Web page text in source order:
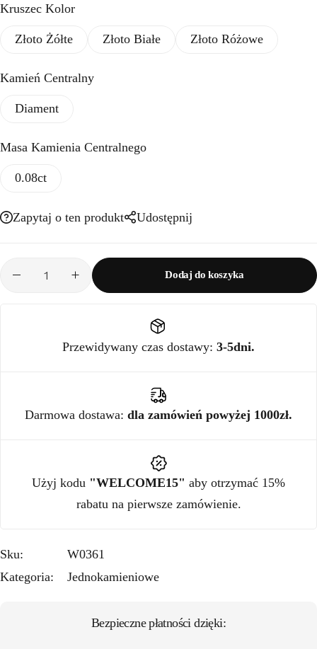
Kruszec Kolor
Złoto Żółte Złoto Białe Złoto Różowe
Kamień Centralny
Diament
Masa Kamienia Centralnego
0.08ct
Zapytaj o ten produkt Udostępnij
Dodaj do koszyka
Przewidywany czas dostawy: 3-5dni.
Darmowa dostawa: dla zamówień powyżej 1000zł.
Użyj kodu "WELCOME15" aby otrzymać 15%
rabatu na pierwsze zamówienie.
Sku:
W0361
Kategoria:
Jednokamieniowe
Bezpieczne płatności dzięki: